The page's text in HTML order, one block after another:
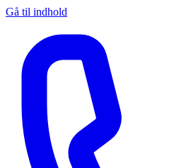
Gå til indhold